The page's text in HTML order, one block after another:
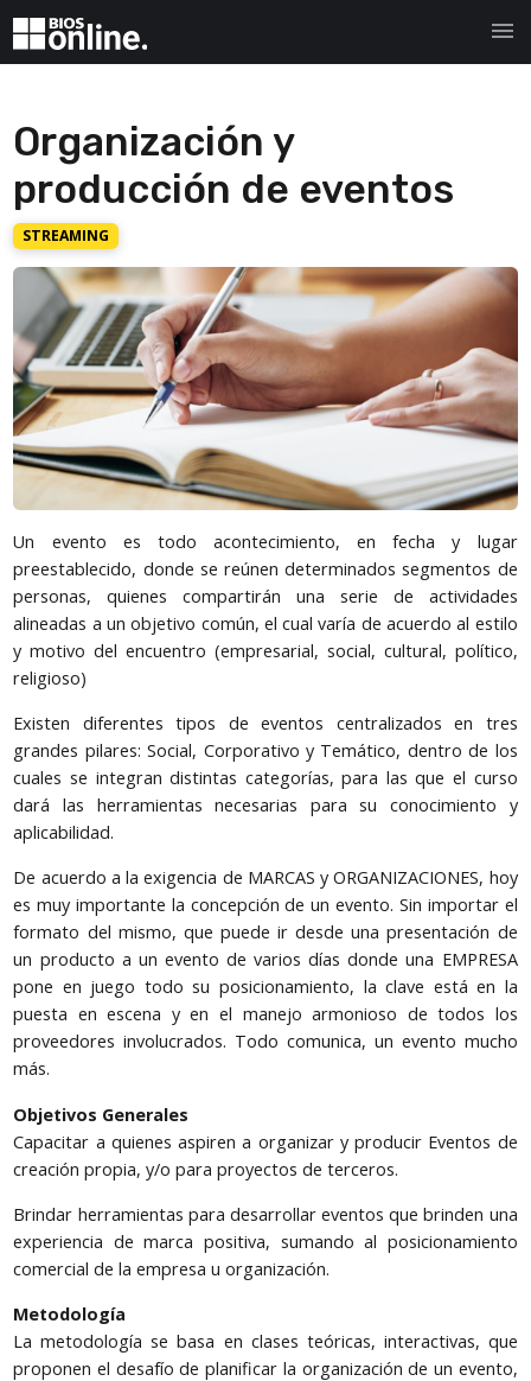
menu
Organización y
producción de eventos
STREAMING
Un evento es todo acontecimiento, en fecha y lugar
preestablecido, donde se reúnen determinados segmentos de
personas, quienes compartirán una serie de actividades
alineadas a un objetivo común, el cual varía de acuerdo al estilo
y motivo del encuentro (empresarial, social, cultural, político,
religioso)
Existen diferentes tipos de eventos centralizados en tres
grandes pilares: Social, Corporativo y Temático, dentro de los
cuales se integran distintas categorías, para las que el curso
dará las herramientas necesarias para su conocimiento y
aplicabilidad.
De acuerdo a la exigencia de MARCAS y ORGANIZACIONES, hoy
es muy importante la concepción de un evento. Sin importar el
formato del mismo, que puede ir desde una presentación de
un producto a un evento de varios días donde una EMPRESA
pone en juego todo su posicionamiento, la clave está en la
puesta en escena y en el manejo armonioso de todos los
proveedores involucrados. Todo comunica, un evento mucho
más.
Objetivos Generales
Capacitar a quienes aspiren a organizar y producir Eventos de
creación propia, y/o para proyectos de terceros.
Brindar herramientas para desarrollar eventos que brinden una
experiencia de marca positiva, sumando al posicionamiento
comercial de la empresa u organización.
Metodología
La metodología se basa en clases teóricas, interactivas, que
proponen el desafío de planificar la organización de un evento,